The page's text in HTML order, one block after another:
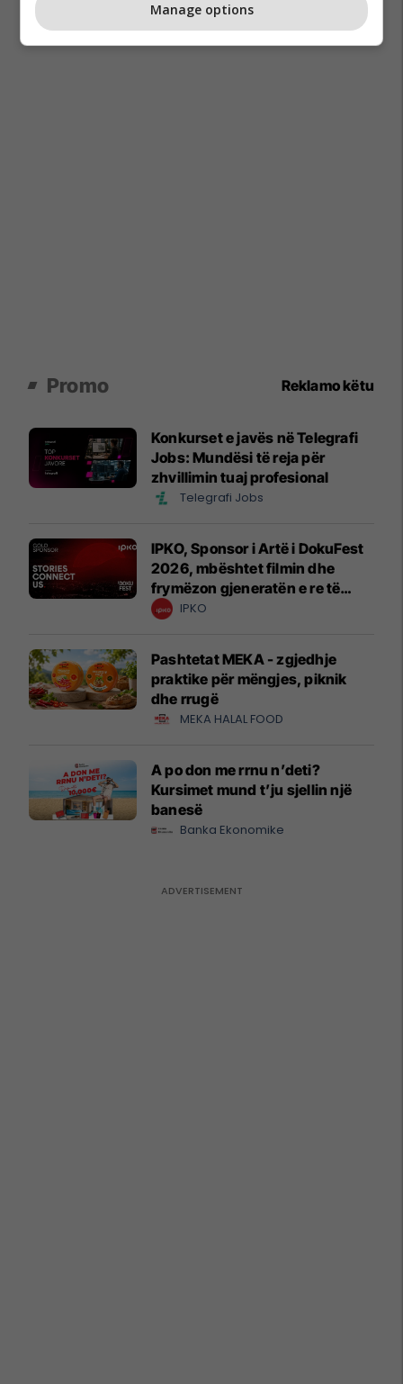
Promo Reklamo këtu
Konkurset e javës në Telegrafi
Jobs: Mundësi të reja për
zhvillimin tuaj profesional
Telegrafi Jobs
IPKO, Sponsor i Artë i DokuFest
2026, mbështet filmin dhe
frymëzon gjeneratën e re të
krijuesve
IPKO
Pashtetat MEKA - zgjedhje
praktike për mëngjes, piknik
dhe rrugë
MEKA HALAL FOOD
A po don me rrnu n’deti?
Kursimet mund t’ju sjellin një
banesë
Banka Ekonomike
Manage options